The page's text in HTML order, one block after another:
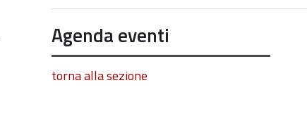
Agenda eventi
torna alla sezione